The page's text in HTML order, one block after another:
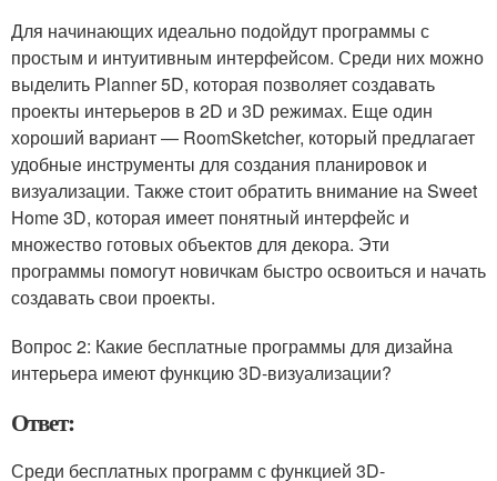
Для начинающих идеально подойдут программы с
простым и интуитивным интерфейсом. Среди них можно
выделить Planner 5D, которая позволяет создавать
проекты интерьеров в 2D и 3D режимах. Еще один
хороший вариант — RoomSketcher, который предлагает
удобные инструменты для создания планировок и
визуализации. Также стоит обратить внимание на Sweet
Home 3D, которая имеет понятный интерфейс и
множество готовых объектов для декора. Эти
программы помогут новичкам быстро освоиться и начать
создавать свои проекты.
Вопрос 2: Какие бесплатные программы для дизайна
интерьера имеют функцию 3D-визуализации?
Ответ:
Среди бесплатных программ с функцией 3D-